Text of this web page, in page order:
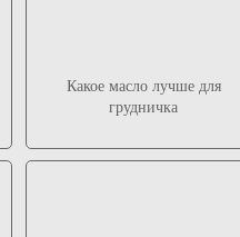
Какое масло лучше для
грудничка